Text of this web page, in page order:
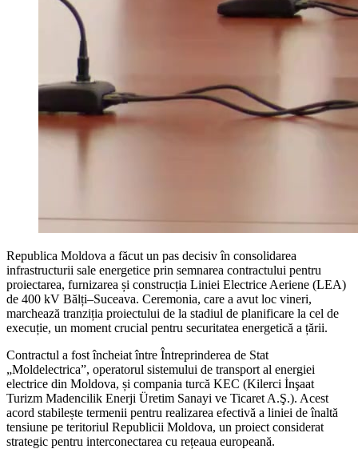
Republica Moldova a făcut un pas decisiv în consolidarea
infrastructurii sale energetice prin semnarea contractului pentru
proiectarea, furnizarea și construcția Liniei Electrice Aeriene (LEA)
de 400 kV Bălți–Suceava. Ceremonia, care a avut loc vineri,
marchează tranziția proiectului de la stadiul de planificare la cel de
execuție, un moment crucial pentru securitatea energetică a țării.
Contractul a fost încheiat între Întreprinderea de Stat
„Moldelectrica”, operatorul sistemului de transport al energiei
electrice din Moldova, și compania turcă KEC (Kilerci İnşaat
Turizm Madencilik Enerji Üretim Sanayi ve Ticaret A.Ş.). Acest
acord stabilește termenii pentru realizarea efectivă a liniei de înaltă
tensiune pe teritoriul Republicii Moldova, un proiect considerat
strategic pentru interconectarea cu rețeaua europeană.